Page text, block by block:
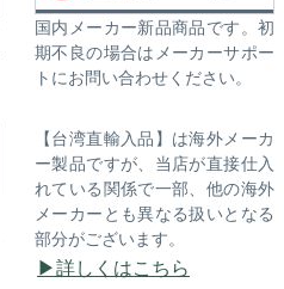
国内メーカー新品商品です。初
期不良の場合はメーカーサポー
トにお問い合わせください。
【台湾直輸入品】は海外メーカ
ー製品ですが、当店が直接仕入
れている関係で一部、他の海外
メーカーとも異なる扱いとなる
部分がございます。
詳しくはこちら